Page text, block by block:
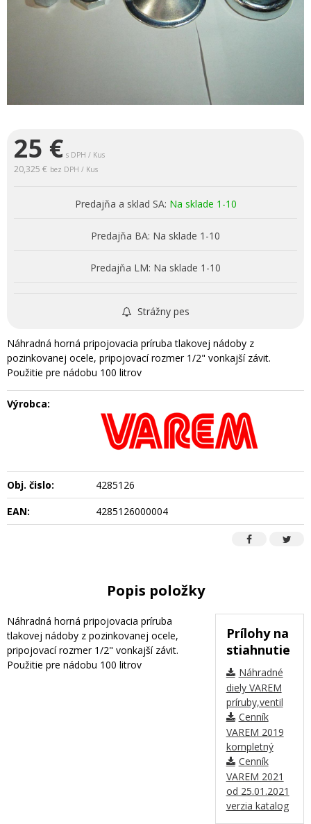
25 € s DPH / Kus
20,325 € bez DPH / Kus
Predajňa a sklad SA: Na sklade 1-10
Predajňa BA: Na sklade 1-10
Predajňa LM: Na sklade 1-10
Strážny pes
Náhradná horná pripojovacia príruba tlakovej nádoby z
pozinkovanej ocele, pripojovací rozmer 1/2" vonkajší závit.
Použitie pre nádobu 100 litrov
Výrobca:
Obj. čislo:
4285126
EAN:
4285126000004
Popis položky
Prílohy na
stiahnutie
Náhradné
diely VAREM
príruby,ventil
Cenník
VAREM 2019
kompletný
Cenník
VAREM 2021
od 25.01.2021
verzia katalog
Náhradná horná pripojovacia príruba
tlakovej nádoby z pozinkovanej ocele,
pripojovací rozmer 1/2" vonkajší závit.
Použitie pre nádobu 100 litrov